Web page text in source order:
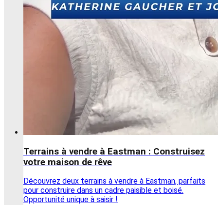
Terrains à vendre à Eastman : Construisez
votre maison de rêve
Découvrez deux terrains à vendre à Eastman, parfaits
pour construire dans un cadre paisible et boisé.
Opportunité unique à saisir !